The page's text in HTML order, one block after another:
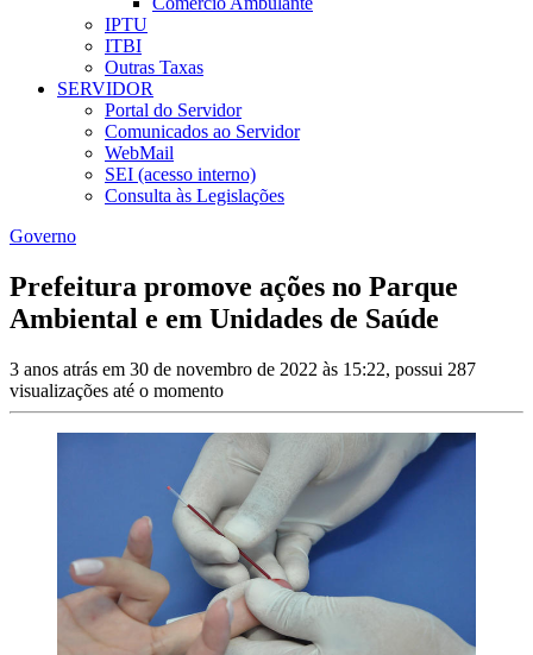
IPTU
ITBI
Outras Taxas
SERVIDOR
Portal do Servidor
Comunicados ao Servidor
WebMail
SEI (acesso interno)
Consulta às Legislações
Governo
Prefeitura promove ações no Parque
Ambiental e em Unidades de Saúde
3 anos atrás em 30 de novembro de 2022 às 15:22, possui 287
visualizações até o momento